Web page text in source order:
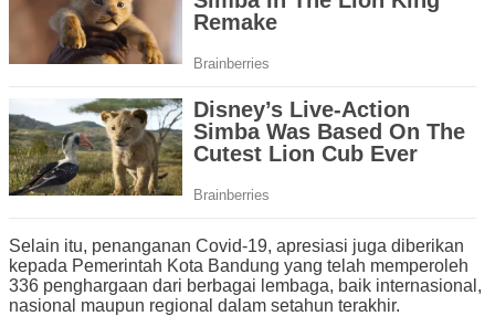
Selain itu, penanganan Covid-19, apresiasi juga diberikan
kepada Pemerintah Kota Bandung yang telah memperoleh
336 penghargaan dari berbagai lembaga, baik internasional,
nasional maupun regional dalam setahun terakhir.